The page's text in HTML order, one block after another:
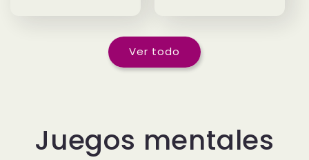
Ver todo
Juegos mentales